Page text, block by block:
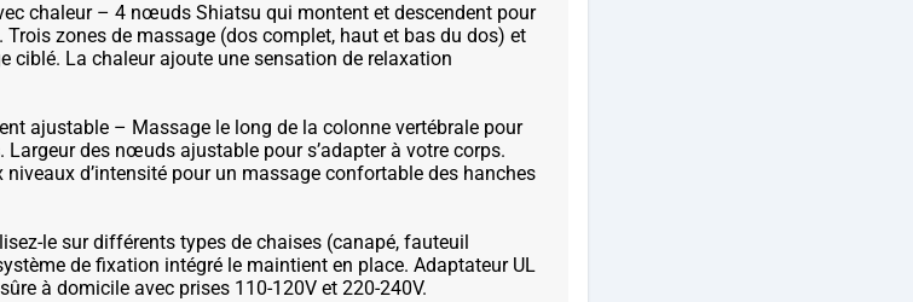
chaleur – 4 nœuds Shiatsu qui montent et descendent pour
Trois zones de massage (dos complet, haut et bas du dos) et
ciblé. La chaleur ajoute une sensation de relaxation
ajustable – Massage le long de la colonne vertébrale pour
Largeur des nœuds ajustable pour s’adapter à votre corps.
niveaux d’intensité pour un massage confortable des hanches
le sur différents types de chaises (canapé, fauteuil
de fixation intégré le maintient en place. Adaptateur UL
à domicile avec prises 110-120V et 220-240V.